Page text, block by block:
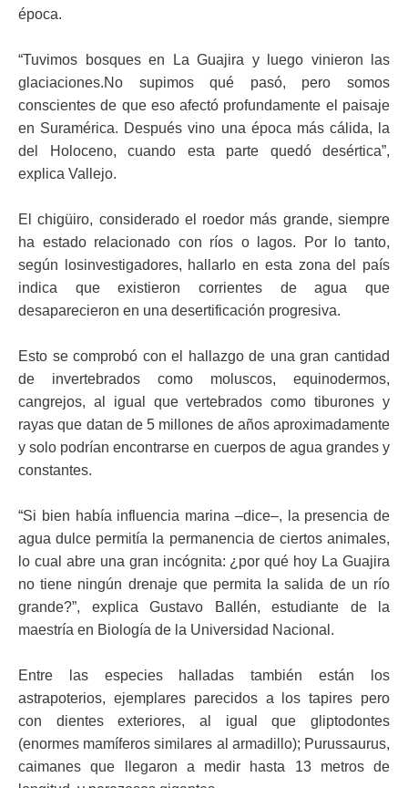
época.
“Tuvimos bosques en La Guajira y luego vinieron las
glaciaciones.No supimos qué pasó, pero somos
conscientes de que eso afectó profundamente el paisaje
en Suramérica. Después vino una época más cálida, la
del Holoceno, cuando esta parte quedó desértica”,
explica Vallejo.
El chigüiro, considerado el roedor más grande, siempre
ha estado relacionado con ríos o lagos. Por lo tanto,
según losinvestigadores, hallarlo en esta zona del país
indica que existieron corrientes de agua que
desaparecieron en una desertificación progresiva.
Esto se comprobó con el hallazgo de una gran cantidad
de invertebrados como moluscos, equinodermos,
cangrejos, al igual que vertebrados como tiburones y
rayas que datan de 5 millones de años aproximadamente
y solo podrían encontrarse en cuerpos de agua grandes y
constantes.
“Si bien había influencia marina –dice–, la presencia de
agua dulce permitía la permanencia de ciertos animales,
lo cual abre una gran incógnita: ¿por qué hoy La Guajira
no tiene ningún drenaje que permita la salida de un río
grande?”, explica Gustavo Ballén, estudiante de la
maestría en Biología de la Universidad Nacional.
Entre las especies halladas también están los
astrapoterios, ejemplares parecidos a los tapires pero
con dientes exteriores, al igual que gliptodontes
(enormes mamíferos similares al armadillo); Purussaurus,
caimanes que llegaron a medir hasta 13 metros de